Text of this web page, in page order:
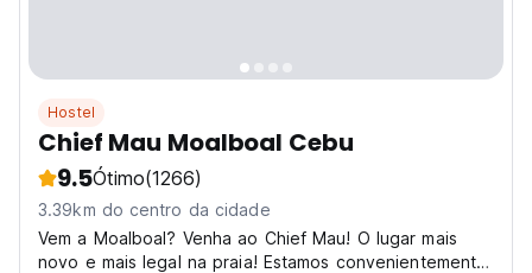
Hostel
Chief Mau Moalboal Cebu
9.5Ótimo(1266)
3.39km do centro da cidade
Vem a Moalboal? Venha ao Chief Mau! O lugar mais
novo e mais legal na praia! Estamos convenientemente